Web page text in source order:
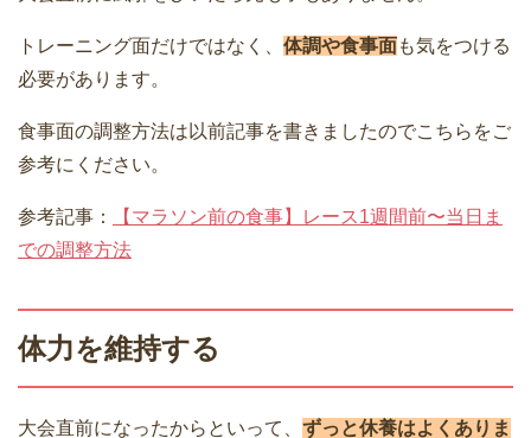
トレーニング面だけではなく、 体調や食事面も気をつける
必要があります。
食事面の調整方法は以前記事を書きましたのでこちらをご
参考にください。
参考記事：
【マラソン前の食事】レース1週間前〜当日ま
での調整方法
体力を維持する
大会直前になったからといって、 ずっと休養はよくありま